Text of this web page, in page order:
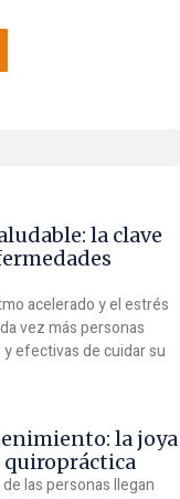
la clave
acelerado y el estrés
vez más personas
efectivas de cuidar su
la joya
quiropráctica
las personas llegan